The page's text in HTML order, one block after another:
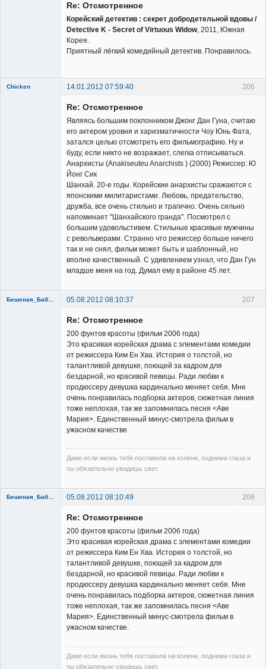
Re: Отсмотренное
Корейский детектив : секрет добродетельной вдовы /
Detective K - Secret of Virtuous Widow, 2011, Южная
Корея.
Приятный лёгкий комедийный детектив. Понравилось.
206
Chicken
14.01.2012 07:59:40
Re: Отсмотренное
Являясь большим поклонником Джонг Дан Гуна, считаю
его актером уровня и харизматичности Чоу Юнь Фата,
затался целью отсмотреть его фильмографию. Ну и
буду, если никто не возражает, слегка отписываться.
Анархисты (Anakiseuteu Anarchists ) (2000) Режиссер: Ю
Йонг Сик
Шанхай. 20-е годы. Корейские анархисты сражаются с
японскими милитаристами. Любовь, предательство,
дружба, все очень стильно и трагично. Очень сильно
напоминает "Шанхайского гранда". Посмотрел с
большим удовольстивем. Стильные красивые мужчины
с револьверами. Странно что режиссер больше ничего
так и не снял, фильм может быть и шаблонный, но
вполне качественный. С удивлением узнал, что Дан Гун
младше меня на год. Думал ему в районе 45 лет.
207
05.08.2012 08:10:37
Re: Отсмотренное
200 фунтов красоты (фильм 2006 года)
Это красивая корейская драма с элементами комедии
от режиссера Ким Ен Хва. История о толстой, но
талантливой девушке, поющей за кадром для
бездарной, но красивой певицы. Ради любви к
продюссеру девушка кардинально меняет себя. Мне
очень понравилась подборка актеров, сюжетная линия
тоже неплохая, так же запомнилась песня <Аве
Мария>. Единственный минус-смотрела фильм в
ужасном качестве.
Даже если жизнь тебя поставила на колени, подними глаза и
ты обязательно увидишь свет.
208
Бешеная_Бабуся 05.08.2012 08:10:49
Re: Отсмотренное
200 фунтов красоты (фильм 2006 года)
Это красивая корейская драма с элементами комедии
от режиссера Ким Ен Хва. История о толстой, но
талантливой девушке, поющей за кадром для
бездарной, но красивой певицы. Ради любви к
продюссеру девушка кардинально меняет себя. Мне
очень понравилась подборка актеров, сюжетная линия
тоже неплохая, так же запомнилась песня <Аве
Мария>. Единственный минус-смотрела фильм в
ужасном качестве.
Даже если жизнь тебя поставила на колени, подними глаза и
ты обязательно увидишь свет.